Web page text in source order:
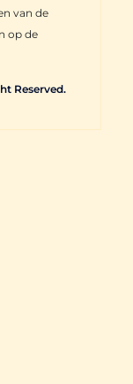
van de
op de
Reserved.